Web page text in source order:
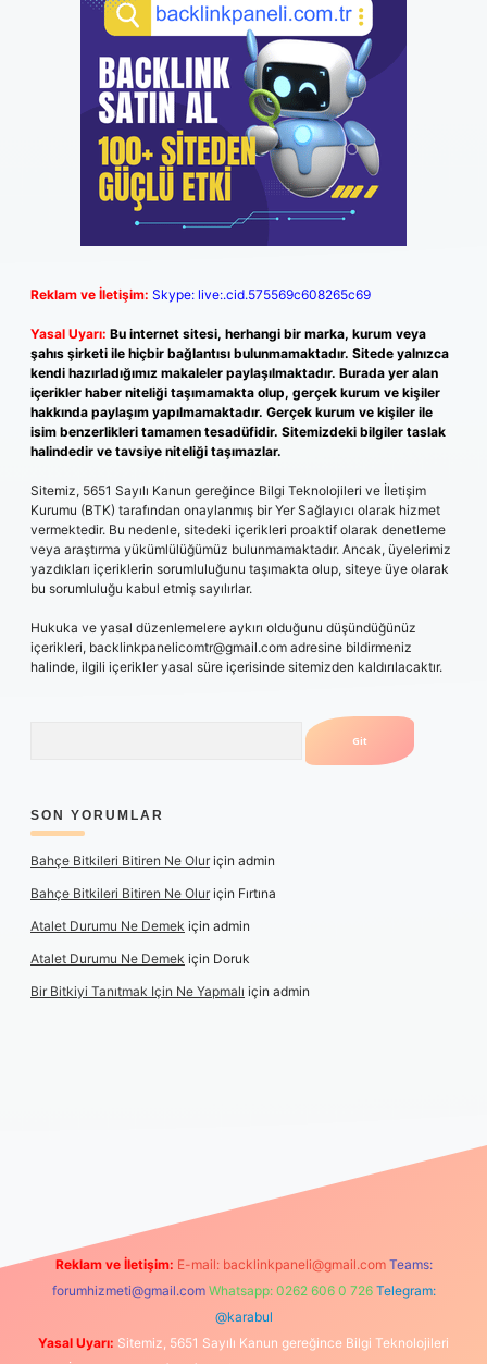
Reklam ve İletişim: Skype: live:.cid.575569c608265c69
Yasal Uyarı: Bu internet sitesi, herhangi bir marka, kurum veya
şahıs şirketi ile hiçbir bağlantısı bulunmamaktadır. Sitede yalnızca
kendi hazırladığımız makaleler paylaşılmaktadır. Burada yer alan
içerikler haber niteliği taşımamakta olup, gerçek kurum ve kişiler
hakkında paylaşım yapılmamaktadır. Gerçek kurum ve kişiler ile
isim benzerlikleri tamamen tesadüfidir. Sitemizdeki bilgiler taslak
halindedir ve tavsiye niteliği taşımazlar.
Sitemiz, 5651 Sayılı Kanun gereğince Bilgi Teknolojileri ve İletişim
Kurumu (BTK) tarafından onaylanmış bir Yer Sağlayıcı olarak hizmet
vermektedir. Bu nedenle, sitedeki içerikleri proaktif olarak denetleme
veya araştırma yükümlülüğümüz bulunmamaktadır. Ancak, üyelerimiz
yazdıkları içeriklerin sorumluluğunu taşımakta olup, siteye üye olarak
bu sorumluluğu kabul etmiş sayılırlar.
Hukuka ve yasal düzenlemelere aykırı olduğunu düşündüğünüz
içerikleri, backlinkpanelicomtr@gmail.com adresine bildirmeniz
halinde, ilgili içerikler yasal süre içerisinde sitemizden kaldırılacaktır.
SON YORUMLAR
Bahçe Bitkileri Bitiren Ne Oluriçin admin
Bahçe Bitkileri Bitiren Ne Oluriçin Fırtına
Atalet Durumu Ne Demek için admin
Atalet Durumu Ne Demek için Doruk
Bir Bitkiyi Tanıtmak Için Ne Yapmalı için admin
Reklam ve İletişim: E-mail: backlinkpaneli@gmail.com Teams:
forumhizmeti@gmail.com Whatsapp: 0262 606 0 726 Telegram:
@karabul
Yasal Uyarı: Sitemiz, 5651 Sayılı Kanun gereğince Bilgi Teknolojileri